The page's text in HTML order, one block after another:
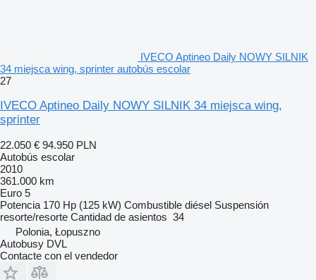
IVECO Aptineo Daily NOWY SILNIK
34 miejsca wing, sprinter autobús escolar
27
IVECO Aptineo Daily NOWY SILNIK 34 miejsca wing,
sprinter
22.050 € 94.950 PLN
Autobús escolar
2010
361.000 km
Euro 5
Potencia 170 Hp (125 kW) Combustible diésel Suspensión
resorte/resorte Cantidad de asientos 34
Polonia, Łopuszno
Autobusy DVL
Contacte con el vendedor